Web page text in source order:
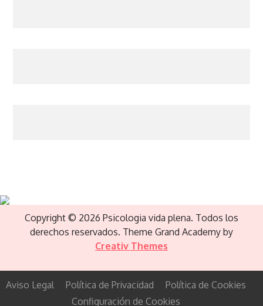
Copyright © 2026 Psicologia vida plena. Todos los
derechos reservados. Theme Grand Academy by
Creativ Themes
Aviso Legal Política de Privacidad
Política de Cookies
Configuración de Cookies